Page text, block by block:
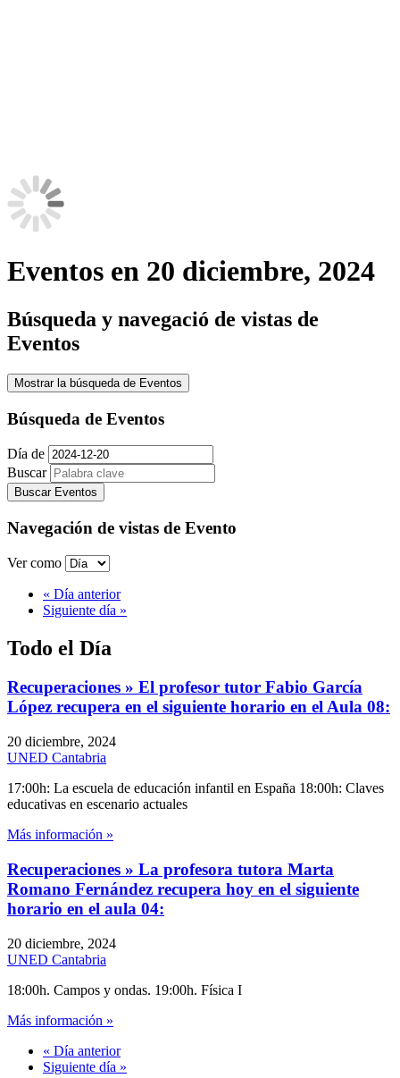
Eventos en 20 diciembre, 2024
Búsqueda y navegació de vistas de
Eventos
Mostrar la búsqueda de Eventos
Búsqueda de Eventos
Día de
Buscar
Navegación de vistas de Evento
Ver como
« Día anterior
Siguiente día »
Todo el Día
Recuperaciones » El profesor tutor Fabio García
López recupera en el siguiente horario en el Aula 08:
20 diciembre, 2024
UNED Cantabria
17:00h: La escuela de educación infantil en España 18:00h: Claves
educativas en escenario actuales
Más información »
Recuperaciones » La profesora tutora Marta
Romano Fernández recupera hoy en el siguiente
horario en el aula 04:
20 diciembre, 2024
UNED Cantabria
18:00h. Campos y ondas. 19:00h. Física I
Más información »
« Día anterior
Siguiente día »